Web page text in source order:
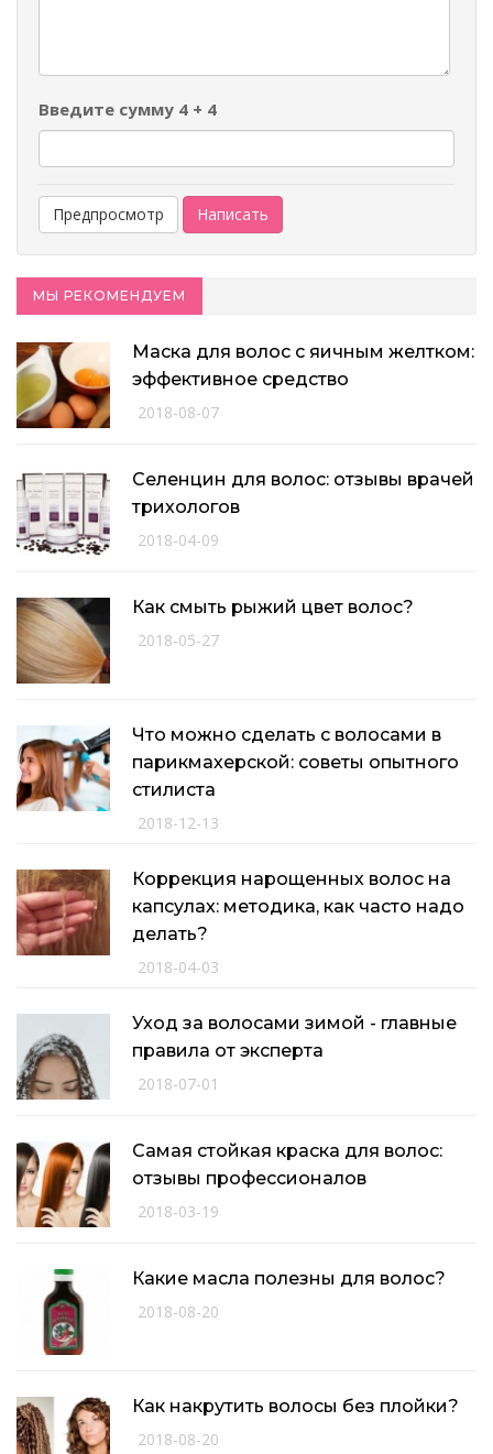
Введите сумму 4 + 4
МЫ РЕКОМЕНДУЕМ
Маска для волос с яичным желтком:
эффективное средство
2018-08-07
Селенцин для волос: отзывы врачей
трихологов
2018-04-09
Как смыть рыжий цвет волос?
2018-05-27
Что можно сделать с волосами в
парикмахерской: советы опытного
стилиста
2018-12-13
Коррекция нарощенных волос на
капсулах: методика, как часто надо
делать?
2018-04-03
Уход за волосами зимой - главные
правила от эксперта
2018-07-01
Самая стойкая краска для волос:
отзывы профессионалов
2018-03-19
Какие масла полезны для волос?
2018-08-20
Как накрутить волосы без плойки?
2018-08-20